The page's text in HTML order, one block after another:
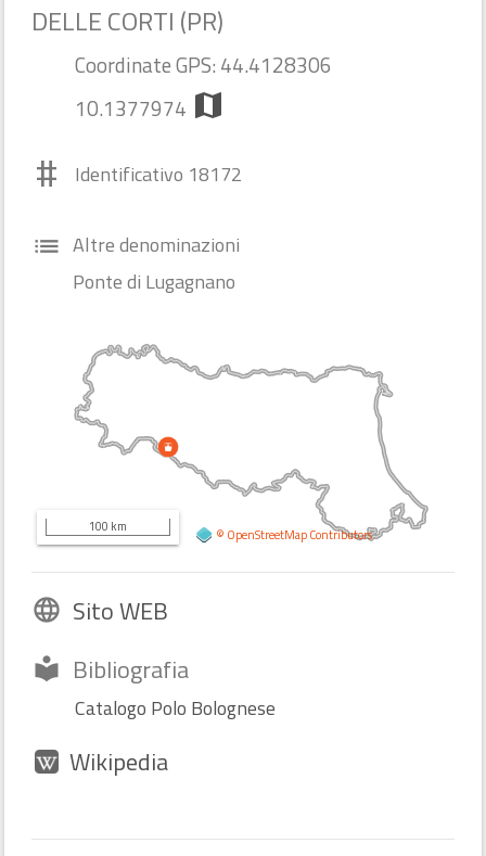
DELLE CORTI (PR)
Coordinate GPS: 44.4128306
10.1377974 map
# Identificativo 18172
list Altre denominazioni
Ponte di Lugagnano
© OpenStreetMapContributors
100 km
language Sito WEB
local_library Bibliografia
Catalogo Polo Bolognese
Wikipedia